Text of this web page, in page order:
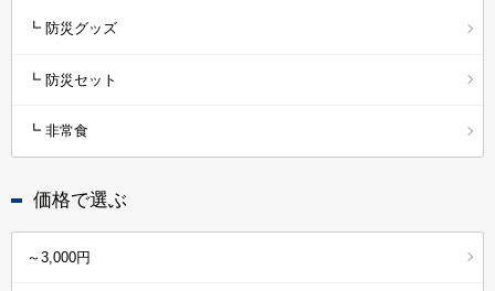
┗ 防災グッズ
┗ 防災セット
┗ 非常食
価格で選ぶ
～3,000円